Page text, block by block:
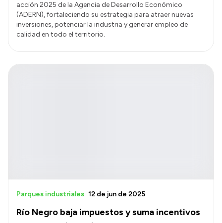
acción 2025 de la Agencia de Desarrollo Económico
(ADERN), fortaleciendo su estrategia para atraer nuevas
inversiones, potenciar la industria y generar empleo de
calidad en todo el territorio.
Río Negro baja impuestos y suma incentivos
Parques industriales 12 de jun de 2025